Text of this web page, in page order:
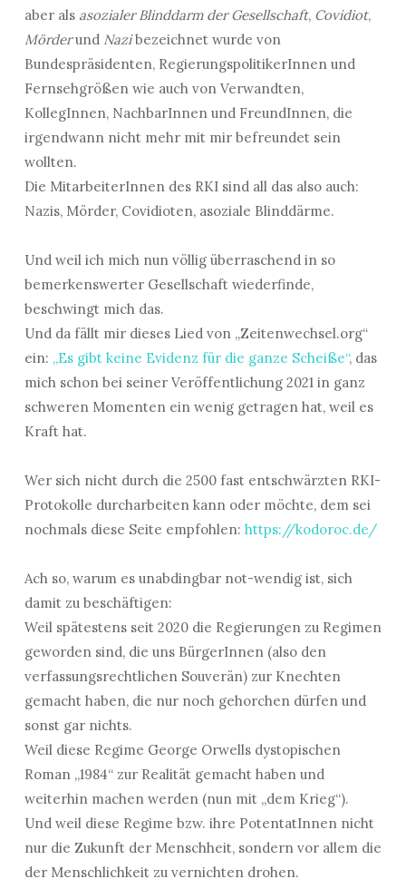
aber als asozialer Blinddarm der Gesellschaft, Covidiot,
Mörderund Nazibezeichnet wurde von
Bundespräsidenten, RegierungspolitikerInnen und
Fernsehgrößen wie auch von Verwandten,
KollegInnen, NachbarInnen und FreundInnen, die
irgendwann nicht mehr mit mir befreundet sein
wollten.
Die MitarbeiterInnen des RKI sind all das also auch:
Nazis, Mörder, Covidioten, asoziale Blinddärme.
Und weil ich mich nun völlig überraschend in so
bemerkenswerter Gesellschaft wiederfinde,
beschwingt mich das.
Und da fällt mir dieses Lied von „Zeitenwechsel.org“
ein: „Es gibt keine Evidenz für die ganze Scheiße“, das
mich schon bei seiner Veröffentlichung 2021 in ganz
schweren Momenten ein wenig getragen hat, weil es
Kraft hat.
Wer sich nicht durch die 2500 fast entschwärzten RKI-
Protokolle durcharbeiten kann oder möchte, dem sei
nochmals diese Seite empfohlen: https://kodoroc.de/
Ach so, warum es unabdingbar not-wendig ist, sich
damit zu beschäftigen:
Weil spätestens seit 2020 die Regierungen zu Regimen
geworden sind, die uns BürgerInnen (also den
verfassungsrechtlichen Souverän) zur Knechten
gemacht haben, die nur noch gehorchen dürfen und
sonst gar nichts.
Weil diese Regime George Orwells dystopischen
Roman „1984“ zur Realität gemacht haben und
weiterhin machen werden (nun mit „dem Krieg“).
Und weil diese Regime bzw. ihre PotentatInnen nicht
nur die Zukunft der Menschheit, sondern vor allem die
der Menschlichkeit zu vernichten drohen.